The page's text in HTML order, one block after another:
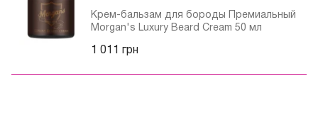
жожоба;
кунжутное;
авокадо;
Крем-бальзам для бороды Премиальный
Morgan's Luxury Beard Cream 50 мл
1 011 грн